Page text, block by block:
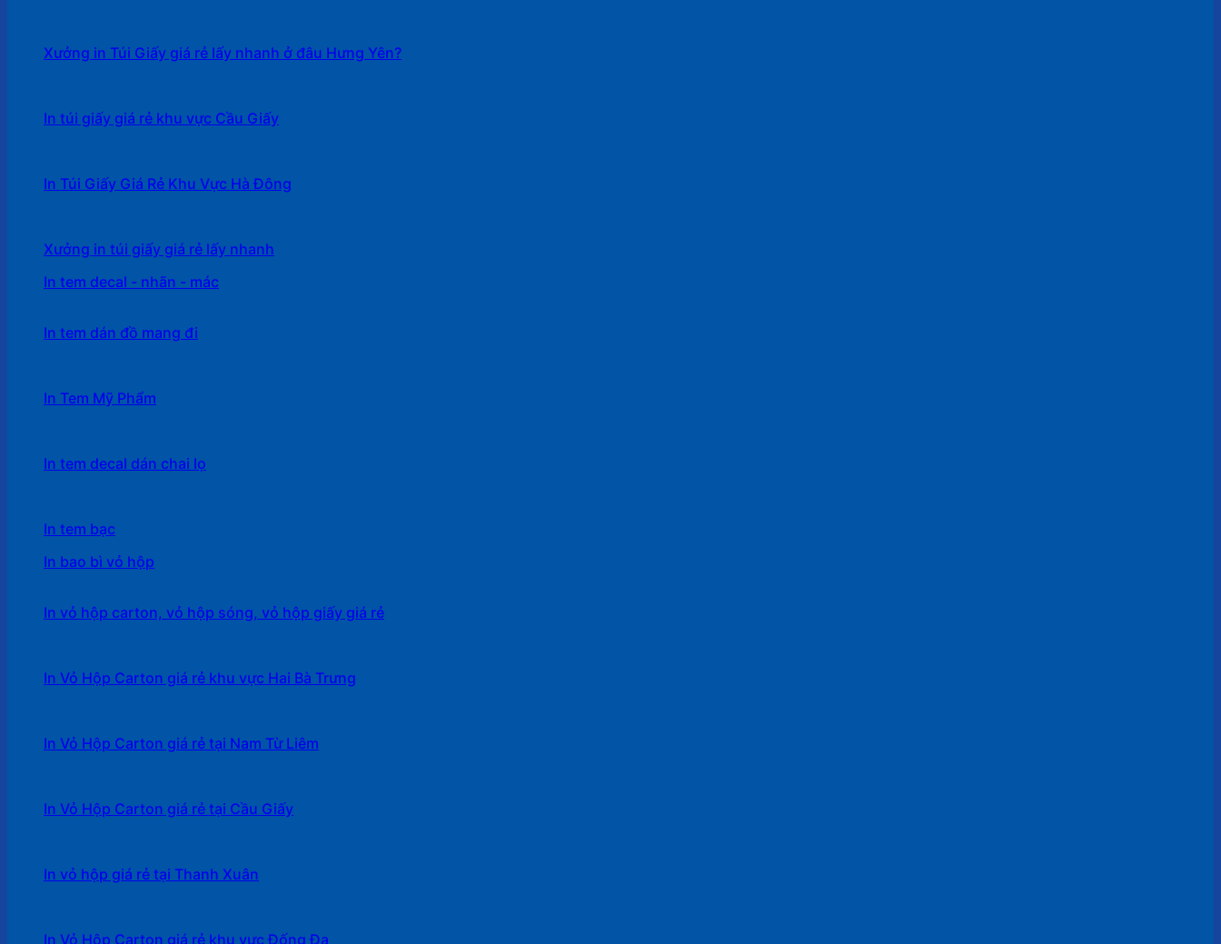
Xưởng in Túi Giấy giá rẻ lấy nhanh ở đâu Hưng Yên?
In túi giấy giá rẻ khu vực Cầu Giấy
In Túi Giấy Giá Rẻ Khu Vực Hà Đông
Xưởng in túi giấy giá rẻ lấy nhanh
In tem decal - nhãn - mác
In tem dán đồ mang đi
In Tem Mỹ Phẩm
In tem decal dán chai lọ
In tem bạc
In bao bì vỏ hộp
In vỏ hộp carton, vỏ hộp sóng, vỏ hộp giấy giá rẻ
In Vỏ Hộp Carton giá rẻ khu vực Hai Bà Trưng
In Vỏ Hộp Carton giá rẻ tại Nam Từ Liêm
In Vỏ Hộp Carton giá rẻ tại Cầu Giấy
In vỏ hộp giá rẻ tại Thanh Xuân
In Vỏ Hộp Carton giá rẻ khu vực Đống Đa